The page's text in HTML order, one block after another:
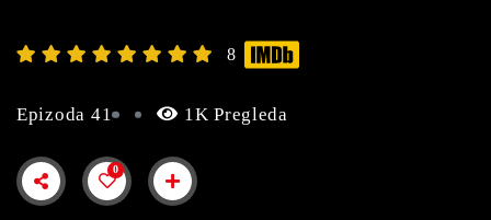
8
Epizoda 41 1K Pregleda
0